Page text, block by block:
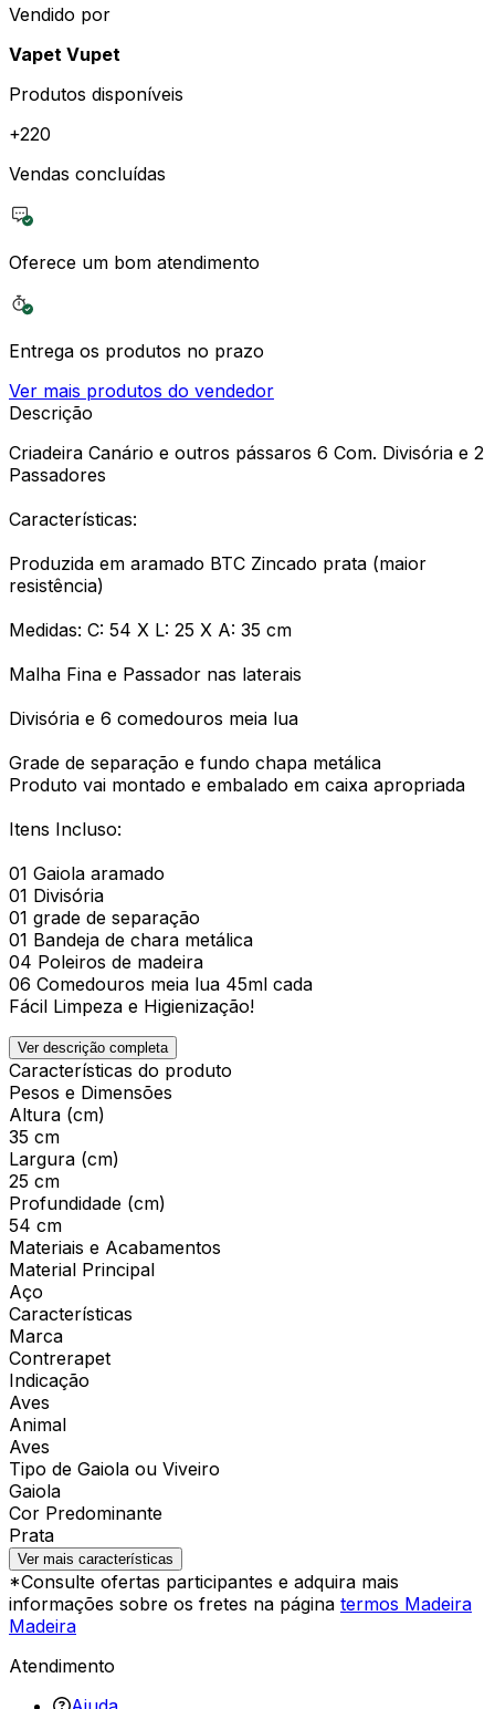
Vendido por
Vapet Vupet
Produtos disponíveis
+220
Vendas concluídas
Oferece um bom atendimento
Entrega os produtos no prazo
Ver mais produtos do vendedor
Descrição
Criadeira Canário e outros pássaros 6 Com. Divisória e 2
Passadores
Características:
Produzida em aramado BTC Zincado prata (maior
resistência)
Medidas: C: 54 X L: 25 X A: 35 cm
Malha Fina e Passador nas laterais
Divisória e 6 comedouros meia lua
Grade de separação e fundo chapa metálica
Produto vai montado e embalado em caixa apropriada
Itens Incluso:
01 Gaiola aramado
01 Divisória
01 grade de separação
01 Bandeja de chara metálica
04 Poleiros de madeira
06 Comedouros meia lua 45ml cada
Fácil Limpeza e Higienização!
Ver descrição completa
Características do produto
Pesos e Dimensões
Altura (cm)
35 cm
Largura (cm)
25 cm
Profundidade (cm)
54 cm
Materiais e Acabamentos
Material Principal
Aço
Características
Marca
Contrerapet
Indicação
Aves
Animal
Aves
Tipo de Gaiola ou Viveiro
Gaiola
Cor Predominante
Prata
Ver mais características
*Consulte ofertas participantes e adquira mais
informações sobre os fretes na página termos Madeira
Madeira
Atendimento